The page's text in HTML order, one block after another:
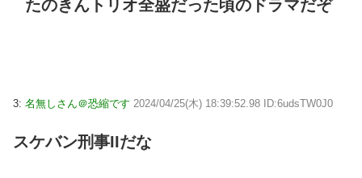
たのきんトリオ全盛だった頃のドラマだぞ
3: 名無しさん＠恐縮です 2024/04/25(木) 18:39:52.98 ID:6udsTW0J0
スケバン刑事IIだな